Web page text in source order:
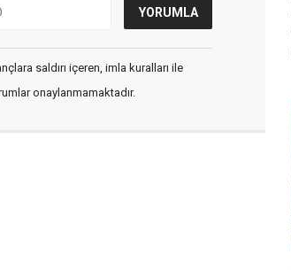
saldırı içeren, imla kuralları ile
onaylanmamaktadır.